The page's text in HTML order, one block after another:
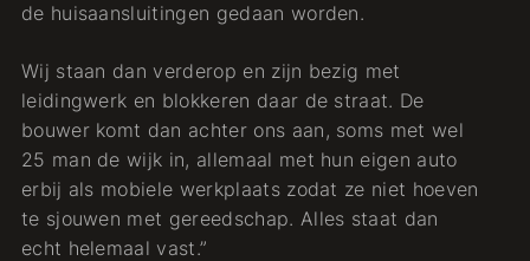
de huisaansluitingen gedaan worden.
Wij staan dan verderop en zijn bezig met
leidingwerk en blokkeren daar de straat. De
bouwer komt dan achter ons aan, soms met wel
25 man de wijk in, allemaal met hun eigen auto
erbij als mobiele werkplaats zodat ze niet hoeven
te sjouwen met gereedschap. Alles staat dan
echt helemaal vast.”